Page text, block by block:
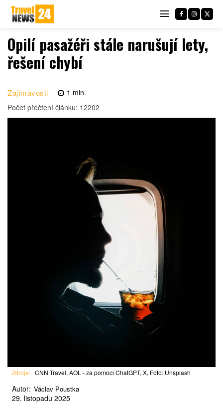
Opilí pasažéři stále narušují lety,
řešení chybí
Zajímavosti 1 min.
Počet přečtení článku: 12202
Zdroje: CNN Travel, AOL - za pomoci ChatGPT, X, Foto: Unsplash
Autor: Václav Poustka
29. listopadu 2025